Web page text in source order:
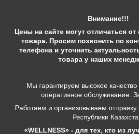
Внимание!!!
Цены на сайте могут отличаться
товара. Просим позвонить по
телефона и уточнить
товара у наших
Мы гарантируем высокое
оперативное обслуживание.
Работаем и организовываем отправку
Республики
«WELLNESS» - для тех, кто из